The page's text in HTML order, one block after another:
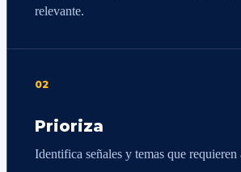
relevante.
02
Prioriza
Identifica señales y temas que requieren